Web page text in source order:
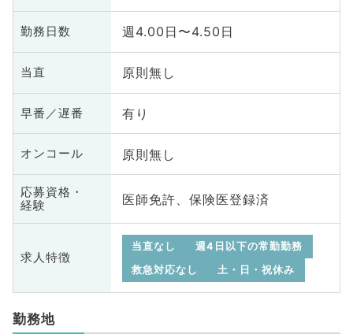
勤務日数 週4.00日〜4.50日
当直 原則無し
早番／遅番 有り
オンコール 原則無し
応募資格・
経験
医師免許、保険医登録済
求人特徴
当直なし
週4日以下の常勤勤務
救急対応なし
土・日・祝休み
勤務地